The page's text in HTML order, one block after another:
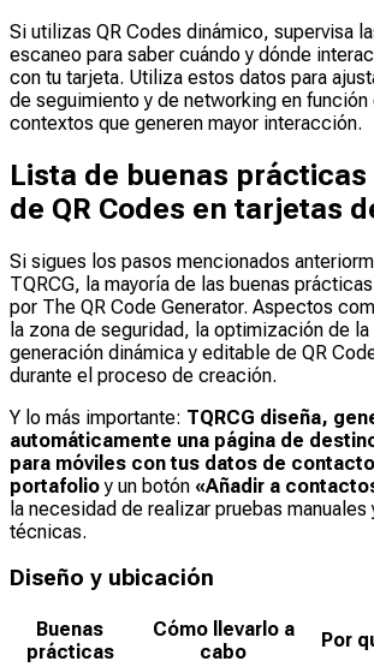
Si utilizas QR Codes dinámico, supervisa
escaneo para saber cuándo y dónde
con tu tarjeta. Utiliza estos datos para
de seguimiento y de networking en
contextos que generen mayor interacción.
Lista de buenas prácticas
de QR Codes en tarjetas
Si sigues los pasos mencionados
TQRCG, la mayoría de las buenas
por The QR Code Generator. Aspectos
la zona de seguridad, la optimización de
generación dinámica y editable de QR
durante el proceso de creación.
Y lo más importante: TQRCG diseña,
automáticamente una página de
para móviles con tus datos de
portafolioy un botón «Añadir a
la necesidad de realizar pruebas
técnicas.
Diseño y ubicación
Buenas
prácticas
Cómo llevarlo a
cabo
Por